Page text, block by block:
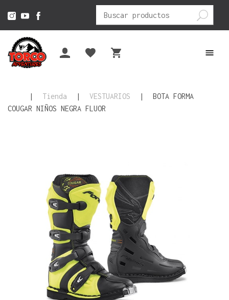
Buscar
por:
| Tienda | VESTUARIOS |
BOTA FORMA
COUGAR NIÑOS NEGRA FLUOR